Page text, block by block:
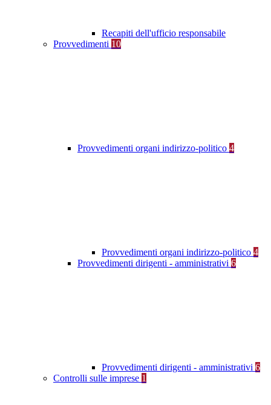
Recapiti dell'ufficio responsabile
Provvedimenti 10
Provvedimenti organi indirizzo-politico 4
Provvedimenti organi indirizzo-politico 4
Provvedimenti dirigenti - amministrativi 6
Provvedimenti dirigenti - amministrativi 6
Controlli sulle imprese 1